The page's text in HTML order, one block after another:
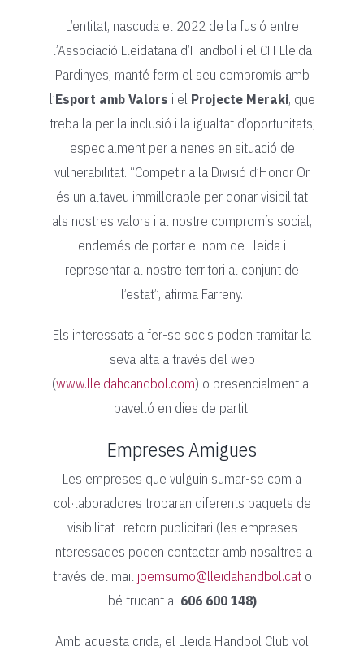
L’entitat, nascuda el 2022 de la fusió entre
l’Associació Lleidatana d’Handbol i el CH Lleida
Pardinyes, manté ferm el seu compromís amb
l’Esport amb Valors i el Projecte Meraki, que
treballa per la inclusió i la igualtat d’oportunitats,
especialment per a nenes en situació de
vulnerabilitat. “Competir a la Divisió d’Honor Or
és un altaveu immillorable per donar visibilitat
als nostres valors i al nostre compromís social,
endemés de portar el nom de Lleida i
representar al nostre territori al conjunt de
l’estat”, afirma Farreny.
Els interessats a fer-se socis poden tramitar la
seva alta a través del web
(www.lleidahcandbol.com) o presencialment al
pavelló en dies de partit.
Empreses Amigues
Les empreses que vulguin sumar-se com a
col·laboradores trobaran diferents paquets de
visibilitat i retorn publicitari (les empreses
interessades poden contactar amb nosaltres a
través del mail joemsumo@lleidahandbol.cato
bé trucant al 606 600 148)
Amb aquesta crida, el Lleida Handbol Club vol